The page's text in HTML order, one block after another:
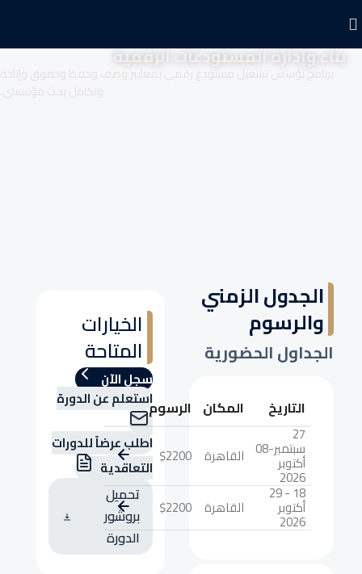
بناء وإدارة المستودعات الرقمية
برنامج يؤسس تشغيل مستودع رقمي بمعايير وصف وحفظ وحقوق وإتاحة
وتكامل بحث مؤسسي.
الخيارات
المتاحة
سجل الآن
استعلم عن الدورة
اطلب عرضاً للدورات
التعاقدية
تحميل
بروشور
الدورة
الجدول الزمني
والرسوم
الجداول الحضورية
التاريخ المكان الرسوم
27
سبتمبر-08
أكتوبر
2026
القاهرة $2200
18 - 29
أكتوبر
2026
القاهرة $2200